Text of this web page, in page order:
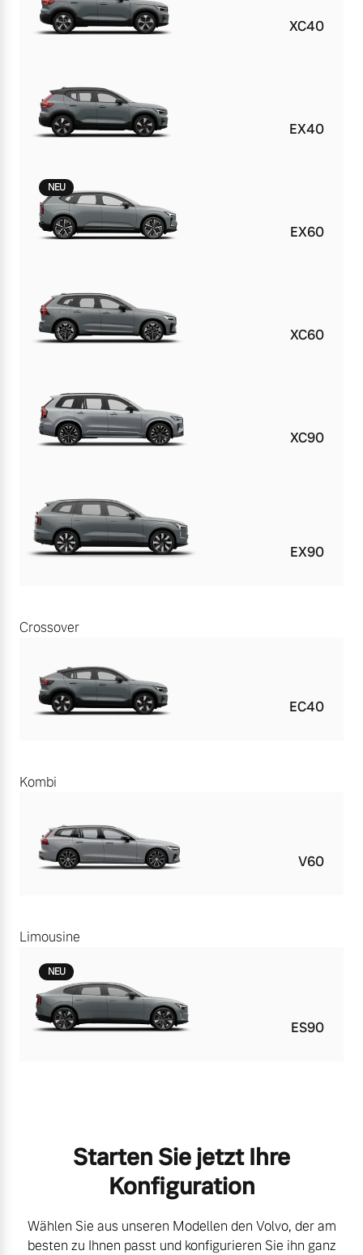
Mehr erfahren
Versicherung
XC40
EX40
NEU
EX60
XC60
XC90
EX90
Crossover
EC40
Kombi
V60
Limousine
NEU
ES90
Starten Sie jetzt Ihre
Konfiguration
Wählen Sie aus unseren Modellen den Volvo, der am
besten zu Ihnen passt und konfigurieren Sie ihn ganz